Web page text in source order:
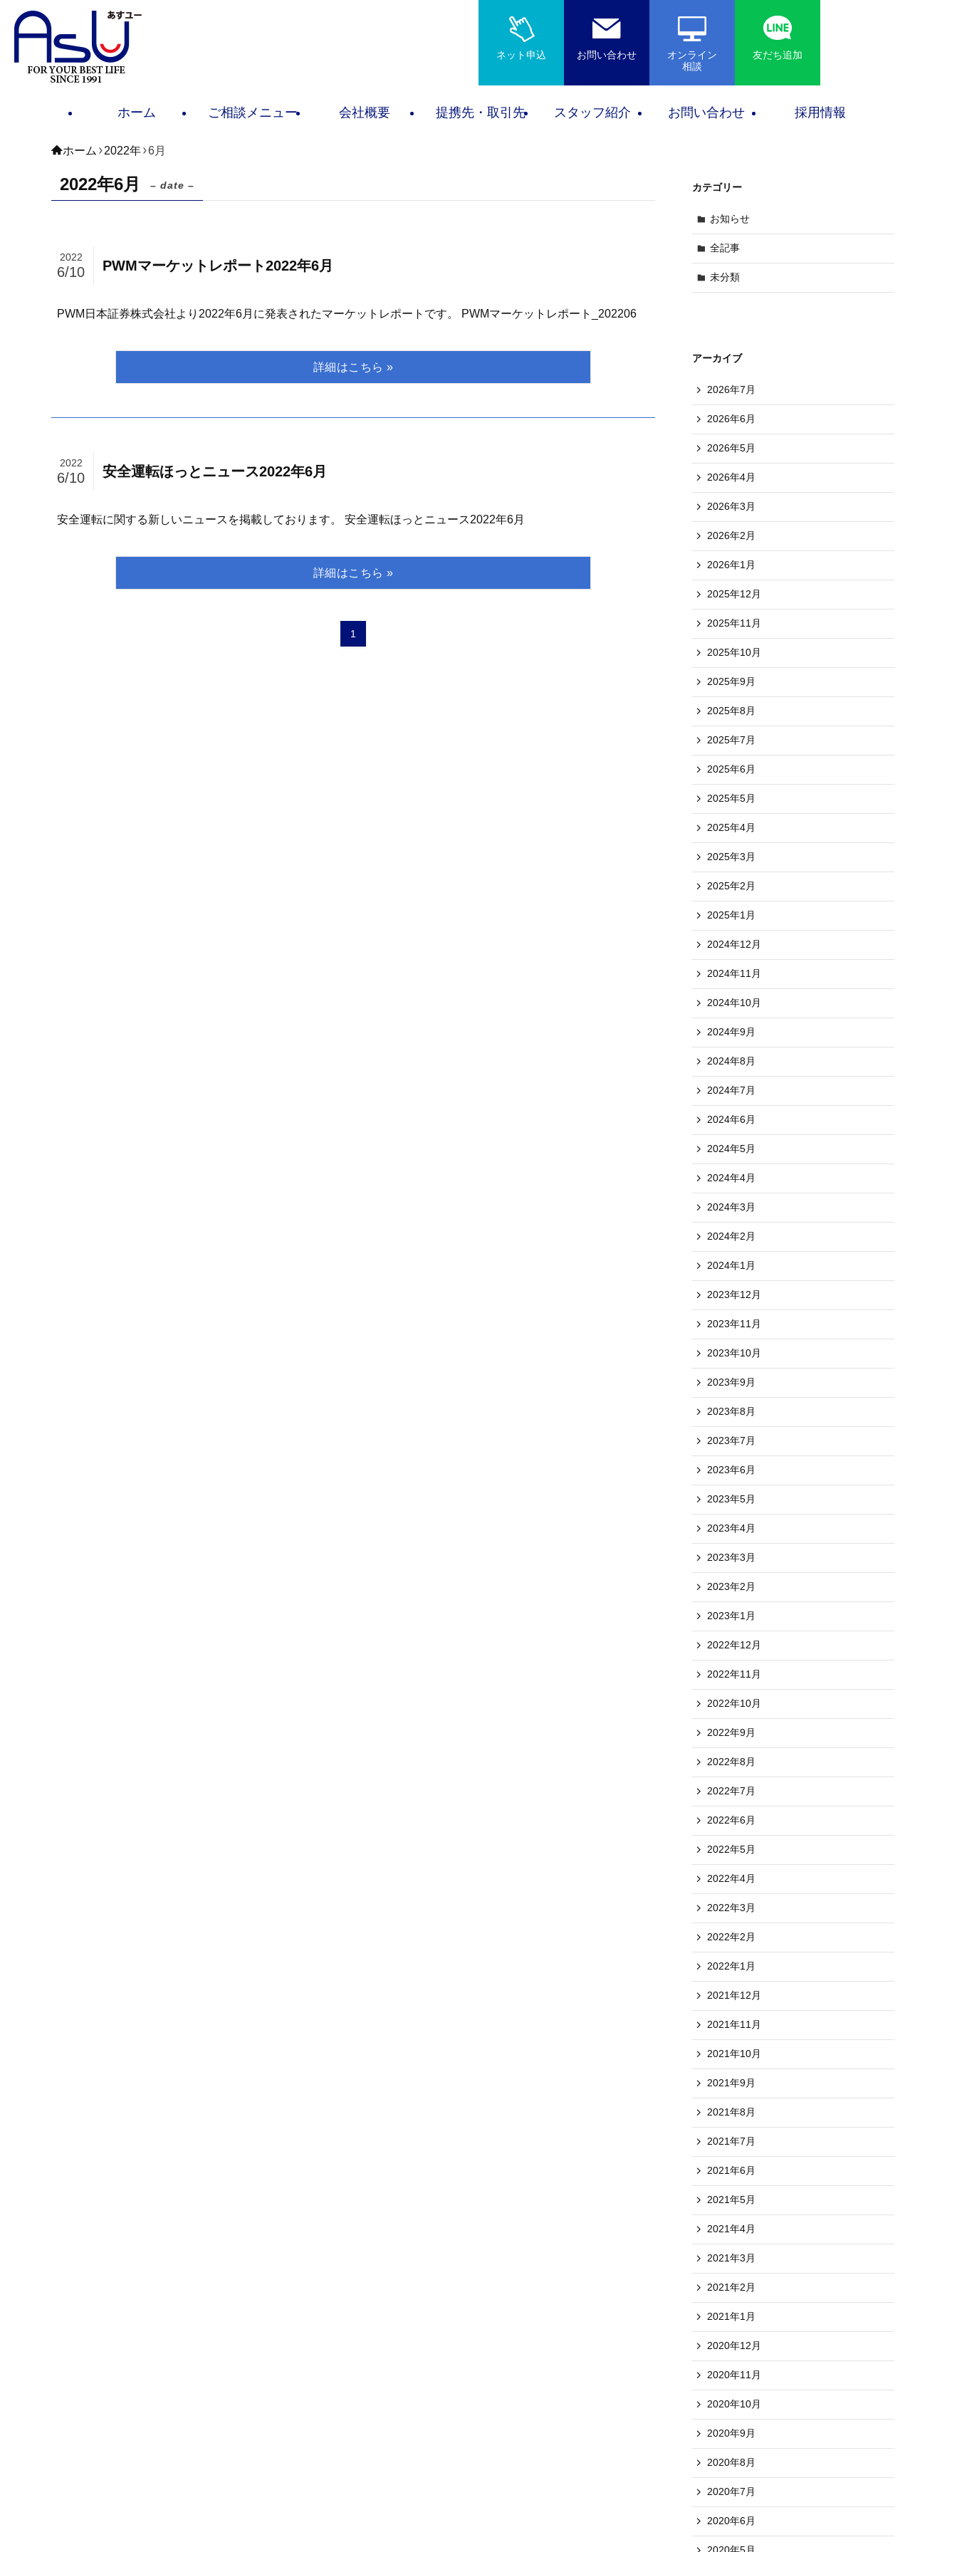
ホーム ご相談メニュー 会社概要 提携先・取引先 スタッフ紹介 お問い合わせ 採用情報
ネット申込 お問い合わせ
オンライン
相談
友だち追加
ホーム 2022年 6月
2022年6月 – date –
PWMマーケットレポート2022年6月
2022
6/10
PWM日本証券株式会社より2022年6月に発表されたマーケットレポートです。 PWMマーケットレポート_202206
安全運転ほっとニュース2022年6月
2022
6/10
安全運転に関する新しいニュースを掲載しております。 安全運転ほっとニュース2022年6月
1
カテゴリー
お知らせ
全記事
未分類
アーカイブ
2026年7月
2026年6月
2026年5月
2026年4月
2026年3月
2026年2月
2026年1月
2025年12月
2025年11月
2025年10月
2025年9月
2025年8月
2025年7月
2025年6月
2025年5月
2025年4月
2025年3月
2025年2月
2025年1月
2024年12月
2024年11月
2024年10月
2024年9月
2024年8月
2024年7月
2024年6月
2024年5月
2024年4月
2024年3月
2024年2月
2024年1月
2023年12月
2023年11月
2023年10月
2023年9月
2023年8月
2023年7月
2023年6月
2023年5月
2023年4月
2023年3月
2023年2月
2023年1月
2022年12月
2022年11月
2022年10月
2022年9月
2022年8月
2022年7月
2022年6月
2022年5月
2022年4月
2022年3月
2022年2月
2022年1月
2021年12月
2021年11月
2021年10月
2021年9月
2021年8月
2021年7月
2021年6月
2021年5月
2021年4月
2021年3月
2021年2月
2021年1月
2020年12月
2020年11月
2020年10月
2020年9月
2020年8月
2020年7月
2020年6月